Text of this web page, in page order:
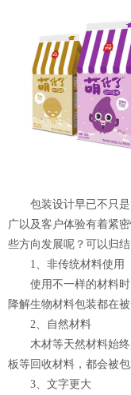
包装设计早已不只是
广以及客户体验有着紧
些方向发展呢？可以归结
1、非传统材料使用
使用不一样的材料时
降解生物材料包装都在
2、自然材料
木材等天然材料始终
板等回收材料，都会被
3、文字更大